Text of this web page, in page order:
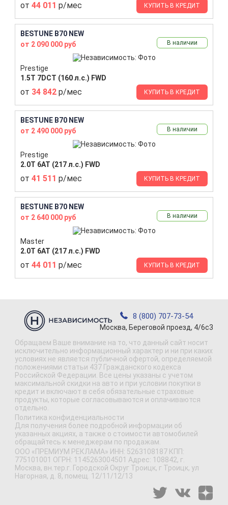
от 44 011 р/мес КУПИТЬ В КРЕДИТ
BESTUNE B70 NEW
от 2 090 000 руб
В наличии
Prestige
1.5T 7DCT (160 л.с.) FWD
от 34 842 р/мес КУПИТЬ В КРЕДИТ
BESTUNE B70 NEW
от 2 490 000 руб
В наличии
Prestige
2.0T 6AT (217 л.с.) FWD
от 41 511 р/мес КУПИТЬ В КРЕДИТ
BESTUNE B70 NEW
от 2 640 000 руб
В наличии
Master
2.0T 6AT (217 л.с.) FWD
от 44 011 р/мес КУПИТЬ В КРЕДИТ
8 (800) 707-73-54
Москва, Береговой проезд, 4/6с3
Обращаем Ваше внимание на то, что данный сайт носит
исключительно информационный характер и ни при каких
условиях не является публичной офертой, определяемой
положениями статьи 437 Гражданского кодекса
Российской Федерации. Все цены указаны с учетом
максимальной скидки на авто и при условии покупки в
кредит и включают в себя обязательные страховые
продукты, которые согласовываются и оплачиваются
отдельно.
Политика конфиденциальности
Для получения более подробной информации об
указанных акциях, а также о стоимости автомобилей
обращайтесь к менеджерам по продажам.
ООО «ПРЕМИУМ РЕКЛАМА» ИНН: 5263108187 КПП:
775101001 ОГРН: 1145263004501 Адрес: 108842, г.
Москва, вн.тер.г. Городской Округ Троицк, г Троицк, ул
Нагорная, д. 8, помещ. 12/11/12/13